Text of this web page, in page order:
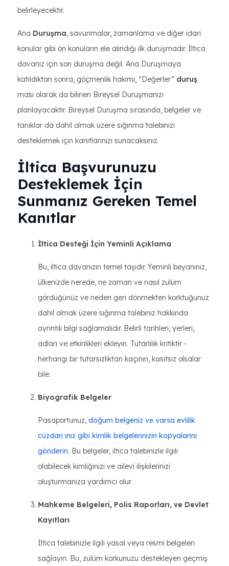
belirleyecektir.
Ana Duruşma, savunmalar, zamanlama ve diğer idari
konular gibi ön konuların ele alındığı ilk duruşmadır. İltica
davanız için son duruşma değil. Ana Duruşmaya
katıldıktan sonra, göçmenlik hakimi, “Değerler” duruş
ması olarak da bilinen Bireysel Duruşmanızı
planlayacaktır. Bireysel Duruşma sırasında, belgeler ve
tanıklar da dahil olmak üzere sığınma talebinizi
desteklemek için kanıtlarınızı sunacaksınız.
İltica Başvurunuzu
Desteklemek İçin
Sunmanız Gereken Temel
Kanıtlar
İltica Desteği İçin Yeminli Açıklama
Bu, iltica davanızın temel taşıdır. Yeminli beyanınız,
ülkenizde nerede, ne zaman ve nasıl zulüm
gördüğünüz ve neden geri dönmekten korktuğunuz
dahil olmak üzere sığınma talebiniz hakkında
ayrıntılı bilgi sağlamalıdır. Belirli tarihleri, yerleri,
adları ve etkinlikleri ekleyin. Tutarlılık kritiktir -
herhangi bir tutarsızlıktan kaçının, kasıtsız olsalar
bile.
Biyografik Belgeler
Pasaportunuz, doğum belgeniz ve varsa evlilik
cüzdan ınız gibi kimlik belgelerinizin kopyalarını
gönderin. Bu belgeler, iltica talebinizle ilgili
olabilecek kimliğinizi ve ailevi ilişkilerinizi
oluşturmanıza yardımcı olur.
Mahkeme Belgeleri, Polis Raporları, ve Devlet
Kayıtları
İltica talebinizle ilgili yasal veya resmi belgeleri
sağlayın. Bu, zulüm korkunuzu destekleyen geçmiş